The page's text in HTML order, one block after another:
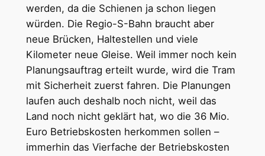
werden, da die Schienen ja schon liegen
würden. Die Regio-S-Bahn braucht aber
neue Brücken, Haltestellen und viele
Kilometer neue Gleise. Weil immer noch kein
Planungsauftrag erteilt wurde, wird die Tram
mit Sicherheit zuerst fahren. Die Planungen
laufen auch deshalb noch nicht, weil das
Land noch nicht geklärt hat, wo die 36 Mio.
Euro Betriebskosten herkommen sollen –
immerhin das Vierfache der Betriebskosten